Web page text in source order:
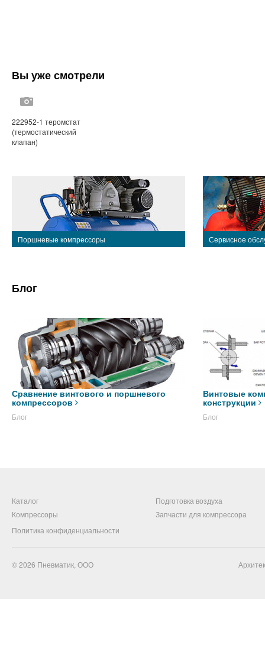
Вы уже смотрели
222952-1 теромстат
(термостатический
клапан)
Поршневые компрессоры Сервисное
Блог
Сравнение винтового и поршневого
компрессоров
Блог
Винтовые
конструкции
Блог
Каталог
Компрессоры
Подготовка воздуха
Запчасти для компрессора
Политика конфиденциальности
© 2026 Пневматик, ООО